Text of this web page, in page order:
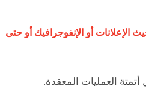
أو الإنفوجرافيك أو حتى
العمليات المعقدة.